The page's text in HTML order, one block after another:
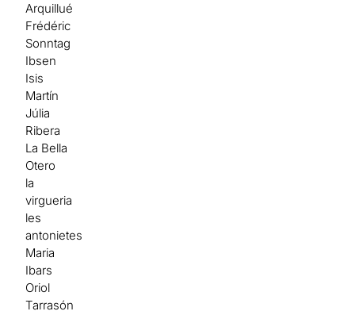
Arquillué
Frédéric
Sonntag
Ibsen
Isis
Martín
Júlia
Ribera
La Bella
Otero
la
virgueria
les
antonietes
Maria
Ibars
Oriol
Tarrasón